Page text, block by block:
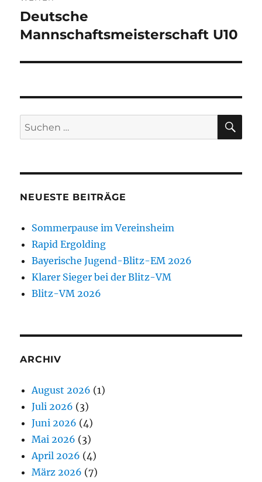
Nächster
Beitrag:
Deutsche
Mannschaftsmeisterschaft U10
Suchen
nach:
NEUESTE BEITRÄGE
Sommerpause im Vereinsheim
Rapid Ergolding
Bayerische Jugend-Blitz-EM 2026
Klarer Sieger bei der Blitz-VM
Blitz-VM 2026
ARCHIV
August 2026 (1)
Juli 2026 (3)
Juni 2026 (4)
Mai 2026 (3)
April 2026 (4)
März 2026 (7)